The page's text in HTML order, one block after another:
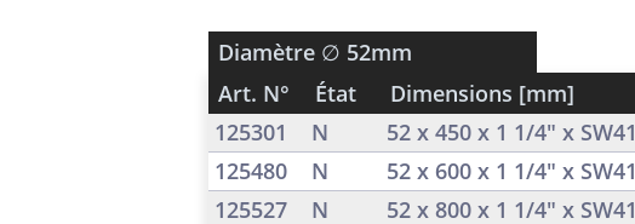
Diamètre ∅ 52mm
Art. N°
État Dimensions [mm]
125301
N 52 x 450 x 1 1/4" x SW41
125480 N 52 x 600 x 1 1/4" x SW41
125527 N 52 x 800 x 1 1/4" x SW41